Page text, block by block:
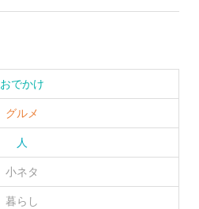
おでかけ
グルメ
人
小ネタ
暮らし